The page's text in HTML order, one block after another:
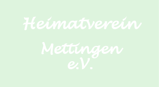
Heimatverein
Mettingen
e.V.